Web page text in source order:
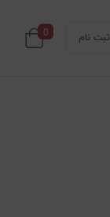
ثبت نام 0